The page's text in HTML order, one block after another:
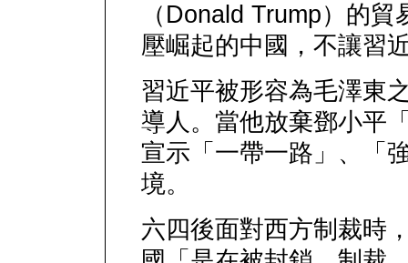
（Donald Trump）的
壓崛起的中國，不讓習
習近平被形容為毛澤東
導人。當他放棄鄧小平
宣示「一帶一路」、「
境。
六四後面對西方制裁時